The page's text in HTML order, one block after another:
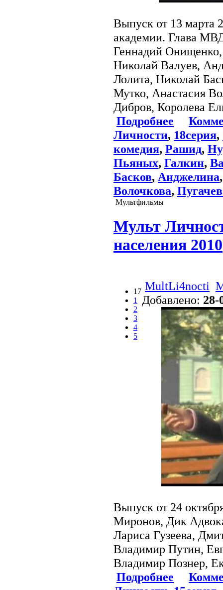
Выпуск от 13 марта
академии. Глава
Геннадий
Николай Валуев,
Лолита, Николай
Мутко, Анастасия
Дибров, Королева
Подробнее
Личности, 18серия,
комедия, Рашид,
Пьяных, Галкин,
Басков, Анджелинa
Волочкова,
Мультфильмы
Мульт
населения 2010
17
1
2
3
4
5
MultLi4nocti
Добавлено: 28-
Выпуск от 24
Миронов, Дик
Лариса Гузеева,
Владимир Путин,
Владимир Познер,
Подробнее